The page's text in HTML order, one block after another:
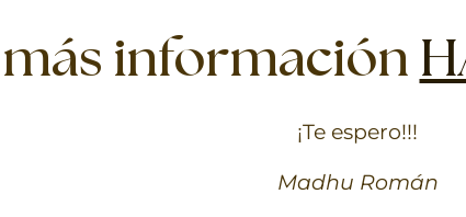
más información
¡Te espero!!!
Madhu Román